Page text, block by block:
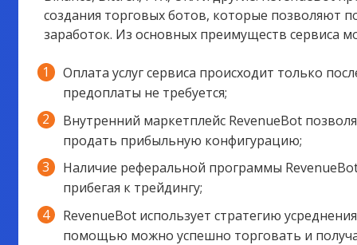
создания торговых ботов, которые позволяют
заработок. Из основных преимуществ сервиса
Оплата услуг сервиса происходит только
предоплаты не требуется;
Внутренний маркетплейс RevenueBot
продать прибыльную конфигурацию;
Наличие реферальной программы
прибегая к трейдингу;
RevenueBot использует стратегию
помощью можно успешно торговать и